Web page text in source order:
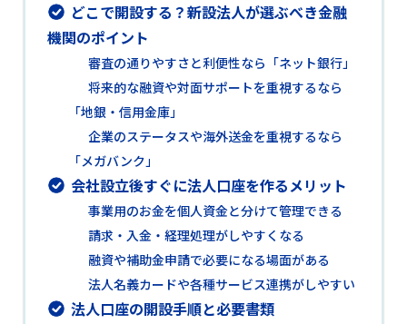
どこで開設する？新設法人が選ぶべき金融
機関のポイント
審査の通りやすさと利便性なら「ネット銀行」
将来的な融資や対面サポートを重視するなら
「地銀・信用金庫」
企業のステータスや海外送金を重視するなら
「メガバンク」
会社設立後すぐに法人口座を作るメリット
事業用のお金を個人資金と分けて管理できる
請求・入金・経理処理がしやすくなる
融資や補助金申請で必要になる場面がある
法人名義カードや各種サービス連携がしやすい
法人口座の開設手順と必要書類